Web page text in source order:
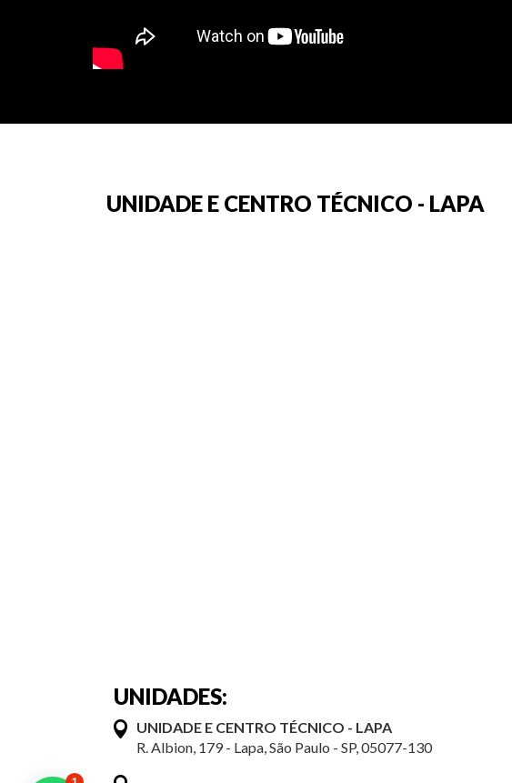
UNIDADE E CENTRO TÉCNICO - LAPA
UNIDADES:
UNIDADE E CENTRO TÉCNICO - LAPA
R. Albion, 179 - Lapa, São Paulo - SP, 05077-130